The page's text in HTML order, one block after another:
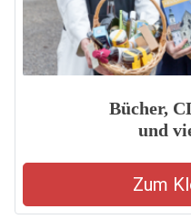
Bücher,
und
Zum